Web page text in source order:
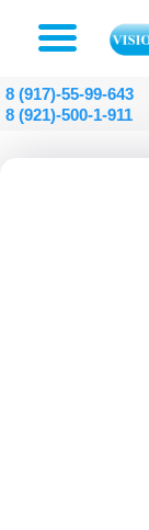
8 (917)-55-99-643
8 (921)-500-1-911